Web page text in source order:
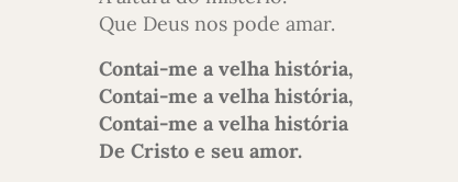
Que Deus nos pode amar.
Contai-me a velha história,
Contai-me a velha história,
Contai-me a velha história
De Cristo e seu amor.